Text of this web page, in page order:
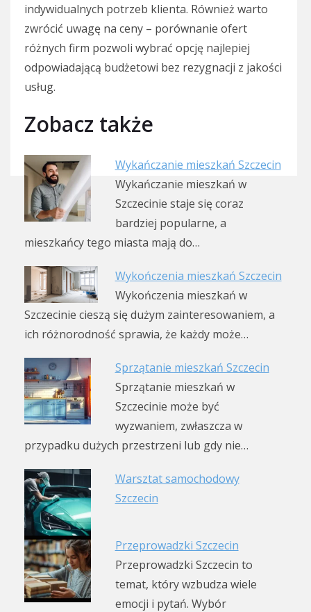
indywidualnych potrzeb klienta. Również warto
zwrócić uwagę na ceny – porównanie ofert
różnych firm pozwoli wybrać opcję najlepiej
odpowiadającą budżetowi bez rezygnacji z jakości
usług.
Zobacz także
Wykańczanie mieszkań Szczecin
Wykańczanie mieszkań w
Szczecinie staje się coraz
bardziej popularne, a
mieszkańcy tego miasta mają do…
Wykończenia mieszkań Szczecin
Wykończenia mieszkań w
Szczecinie cieszą się dużym zainteresowaniem, a
ich różnorodność sprawia, że każdy może…
Sprzątanie mieszkań Szczecin
Sprzątanie mieszkań w
Szczecinie może być
wyzwaniem, zwłaszcza w
przypadku dużych przestrzeni lub gdy nie…
Warsztat samochodowy
Szczecin
Przeprowadzki Szczecin
Przeprowadzki Szczecin to
temat, który wzbudza wiele
emocji i pytań. Wybór